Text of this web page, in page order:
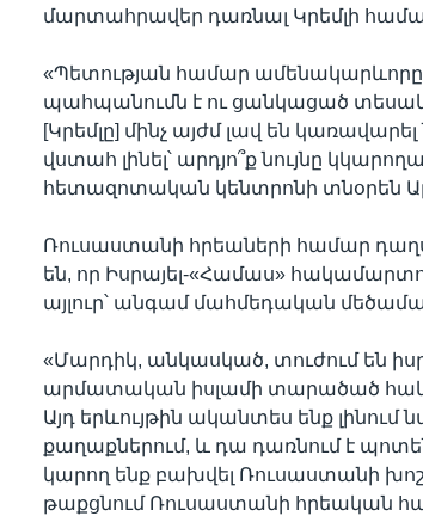
մարտահրավեր դառնալ Կրեմլի
«Պետության համար
պահպանումն է ու ցանկացած տեսակի
[Կրեմլը] մինչ այժմ լավ են
վստահ լինել՝ արդյո՞ք նույնը
հետազոտական կենտրոնի տնօրեն
Ռուսաստանի հրեաների համար
են, որ Իսրայել-«Համաս»
այլուր՝ անգամ մահմեդական
«Մարդիկ, անկասկած, տուժում են
արմատական իսլամի տարածած
Այդ երևույթին ականտես ենք
քաղաքներում, և դա դառնում է
կարող ենք բախվել Ռուսաստանի
թաքցնում Ռուսաստանի հրեական